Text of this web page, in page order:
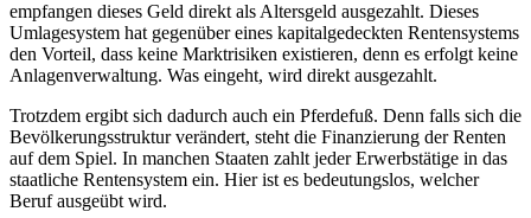
empfangen dieses Geld direkt als Altersgeld ausgezahlt. Dieses
Umlagesystem hat gegenüber eines kapitalgedeckten Rentensystems
den Vorteil, dass keine Marktrisiken existieren, denn es erfolgt keine
Anlagenverwaltung. Was eingeht, wird direkt ausgezahlt.
Trotzdem ergibt sich dadurch auch ein Pferdefuß. Denn falls sich die
Bevölkerungsstruktur verändert, steht die Finanzierung der Renten
auf dem Spiel. In manchen Staaten zahlt jeder Erwerbstätige in das
staatliche Rentensystem ein. Hier ist es bedeutungslos, welcher
Beruf ausgeübt wird.